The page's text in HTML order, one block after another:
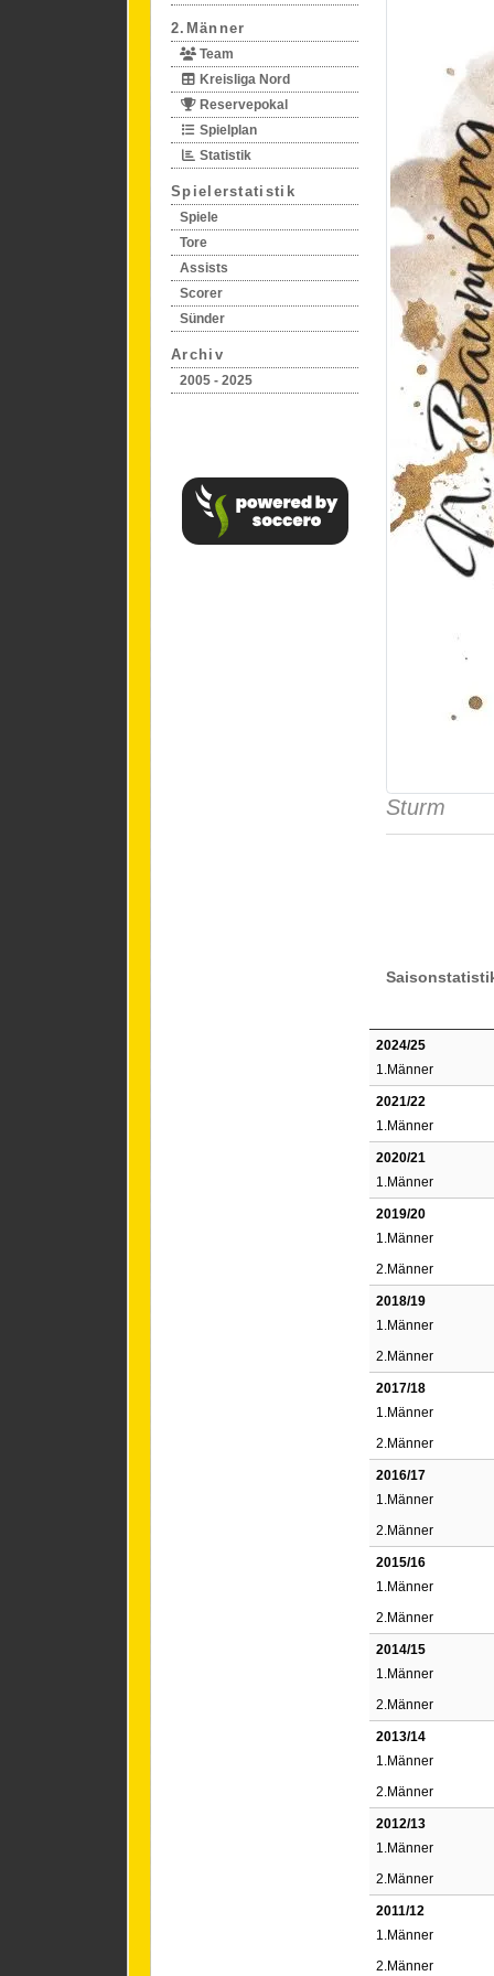
2.Männer
Team
Kreisliga Nord
Reservepokal
Spielplan
Statistik
Spielerstatistik
Spiele
Tore
Assists
Scorer
Sünder
Archiv
2005 - 2025
Sturm
2024/25
1.Männer
2021/22
1.Männer
2020/21
1.Männer
2019/20
1.Männer
2.Männer
2018/19
1.Männer
2.Männer
2017/18
1.Männer
2.Männer
2016/17
1.Männer
2.Männer
2015/16
1.Männer
2.Männer
2014/15
1.Männer
2.Männer
2013/14
1.Männer
2.Männer
2012/13
1.Männer
2.Männer
2011/12
1.Männer
2.Männer